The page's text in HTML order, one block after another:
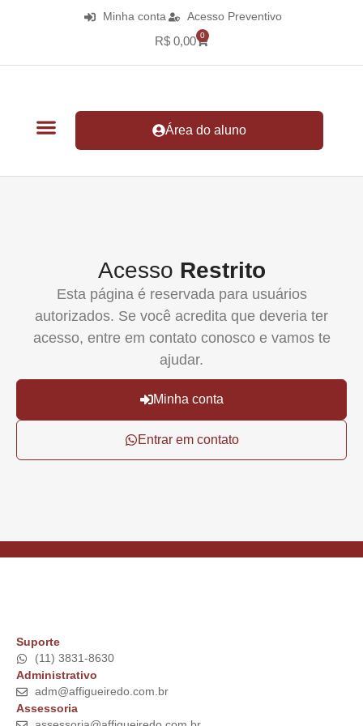
Minha conta Acesso Preventivo
R$ 0,00 0
Área do aluno
Acesso Restrito
Esta página é reservada para usuários
autorizados. Se você acredita que deveria ter
acesso, entre em contato conosco e vamos te
ajudar.
Minha conta
Entrar em contato
Suporte
(11) 3831-8630
Administrativo
adm@affigueiredo.com.br
Assessoria